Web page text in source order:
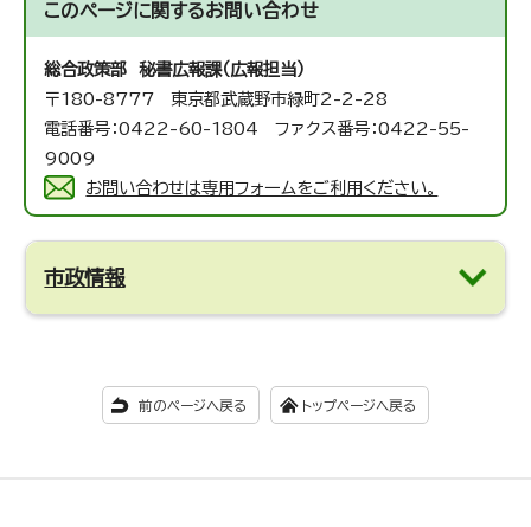
このページに関するお問い合わせ
総合政策部 秘書広報課（広報担当）
〒180-8777 東京都武蔵野市緑町2-2-28
電話番号：0422-60-1804 ファクス番号：0422-55-
9009
お問い合わせは専用フォームをご利用ください。
市政情報
前のページへ戻る トップページへ戻る